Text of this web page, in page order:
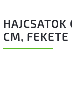
CM, FEKETE